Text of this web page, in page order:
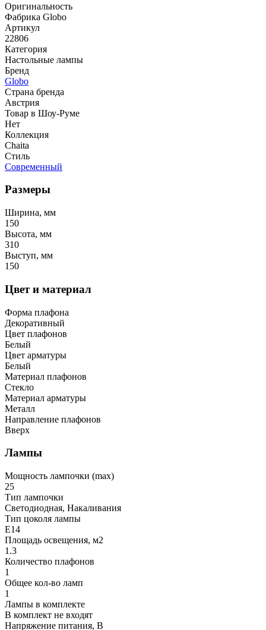
Оригинальность
Фабрика Globo
Артикул
22806
Категория
Настольные лампы
Бренд
Globo
Страна бренда
Австрия
Товар в Шоу-Руме
Нет
Коллекция
Chaita
Стиль
Современный
Размеры
Ширина, мм
150
Высота, мм
310
Выступ, мм
150
Цвет и материал
Форма плафона
Декоративный
Цвет плафонов
Белый
Цвет арматуры
Белый
Материал плафонов
Стекло
Материал арматуры
Металл
Направление плафонов
Вверх
Лампы
Мощность лампочки (max)
25
Тип лампочки
Светодиодная, Накаливания
Тип цоколя лампы
E14
Площадь освещения, м2
1.3
Количество плафонов
1
Общее кол-во ламп
1
Лампы в комплекте
В комплект не входят
Напряжение питания, В